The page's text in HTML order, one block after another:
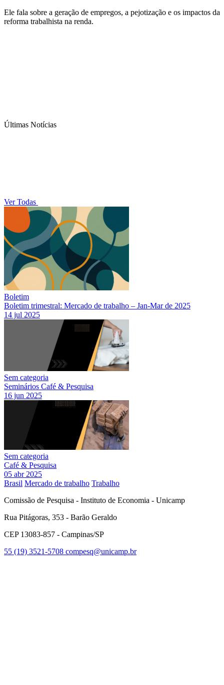
Ele fala sobre a geração de empregos, a pejotização e os impactos da
reforma trabalhista na renda.
Últimas Notícias
Ver Todas
Boletim
Boletim trimestral: Mercado de trabalho – Jan-Mar de 2025
14 jul 2025
Sem categoria
Seminários Café & Pesquisa
16 jun 2025
Sem categoria
Café & Pesquisa
05 abr 2025
Brasil Mercado de trabalho Trabalho
Comissão de Pesquisa - Instituto de Economia - Unicamp
Rua Pitágoras, 353 - Barão Geraldo
CEP 13083-857 - Campinas/SP
55 (19) 3521-5708 compesq@unicamp.br